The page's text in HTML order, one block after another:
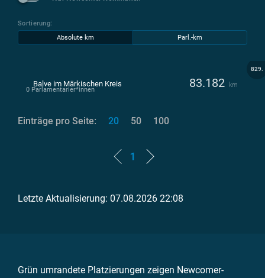
Sortierung:
Absolute km
Parl.-km
829.
Balve im Märkischen Kreis 83.182 km
0 Parlamentarier*innen
1
Einträge pro Seite: 20 50 100
Letzte Aktualisierung: 07.08.2026 22:08
Grün umrandete Platzierungen zeigen Newcomer-